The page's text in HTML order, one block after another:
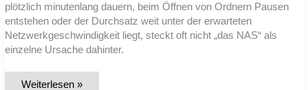
plötzlich minutenlang dauern, beim Öffnen von Ordnern Pausen
entstehen oder der Durchsatz weit unter der erwarteten
Netzwerkgeschwindigkeit liegt, steckt oft nicht „das NAS“ als
einzelne Ursache dahinter.
SMB-
Weiterlesen »